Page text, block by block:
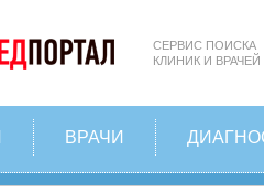
СЕРВИС ПОИСКА
КЛИНИК И ВРАЧЕЙ
ВРАЧИ